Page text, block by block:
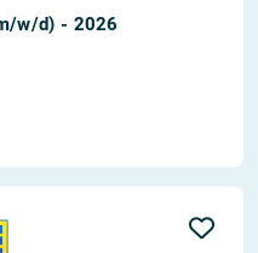
w/d) - 2026